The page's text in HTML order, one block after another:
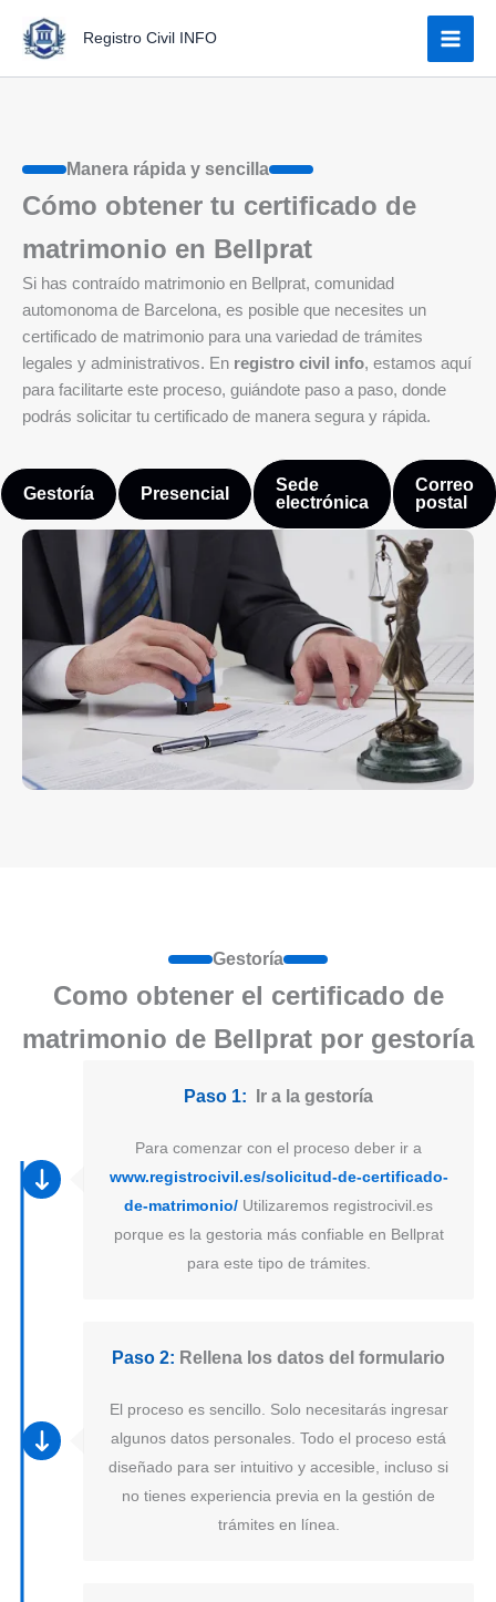
contenido
Registro Civil INFO
Manera rápida y sencilla
Cómo obtener tu certificado de
matrimonio en Bellprat
Si has contraído matrimonio en Bellprat, comunidad
automonoma de Barcelona, es posible que necesites un
certificado de matrimonio para una variedad de trámites
legales y administrativos. En registro civil info, estamos aquí
para facilitarte este proceso, guiándote paso a paso, donde
podrás solicitar tu certificado de manera segura y rápida.
Gestoría Presencial
Sede
electrónica
Correo
postal
Gestoría
Como obtener el certificado de
matrimonio de Bellprat por gestoría
Paso 1: Ir a la gestoría
Para comenzar con el proceso deber ir a
www.registrocivil.es/solicitud-de-certificado-
de-matrimonio/ Utilizaremos registrocivil.es
porque es la gestoria más confiable en Bellprat
para este tipo de trámites.
Paso 2: Rellena los datos del formulario
El proceso es sencillo. Solo necesitarás ingresar
algunos datos personales. Todo el proceso está
diseñado para ser intuitivo y accesible, incluso si
no tienes experiencia previa en la gestión de
trámites en línea.